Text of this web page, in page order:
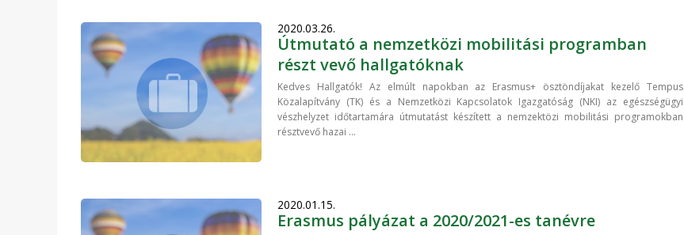
2020.03.26.
Útmutató a nemzetközi mobilitási programban
részt vevő hallgatóknak
Kedves Hallgatók! Az elmúlt napokban az Erasmus+ ösztöndíjakat kezelő Tempus
Közalapítvány (TK) és a Nemzetközi Kapcsolatok Igazgatóság (NKI) az egészségügyi
vészhelyzet időtartamára útmutatást készített a nemzektözi mobilitási programokban
résztvevő hazai ...
2020.01.15.
Erasmus pályázat a 2020/2021-es tanévre